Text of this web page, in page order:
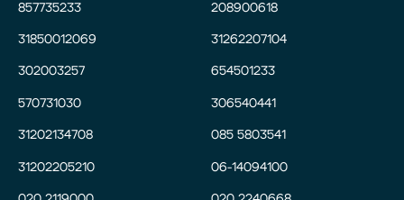
857735233
31850012069
302003257
570731030
31202134708
31202205210
208900618
31262207104
654501233
306540441
085 5803541
06-14094100